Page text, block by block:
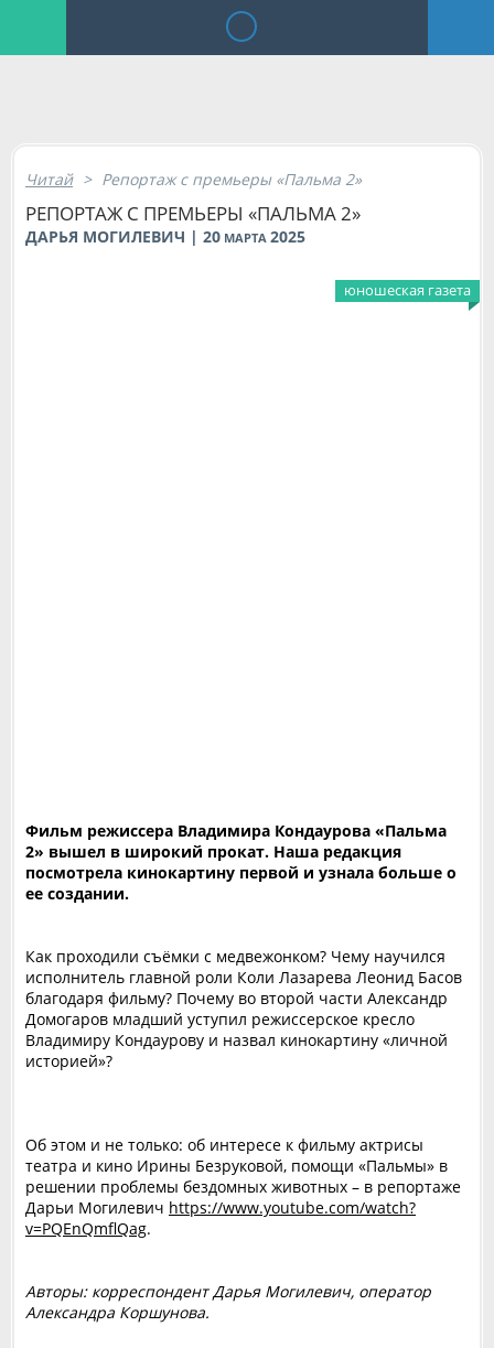
Читай > Репортаж с премьеры «Пальма 2»
РЕПОРТАЖ С ПРЕМЬЕРЫ «ПАЛЬМА 2»
ДАРЬЯ МОГИЛЕВИЧ | 20 МАРТА 2025
юношеская газета
Фильм режиссера Владимира Кондаурова «Пальма
2» вышел в широкий прокат. Наша редакция
посмотрела кинокартину первой и узнала больше о
ее создании.
Как проходили съёмки с медвежонком? Чему научился
исполнитель главной роли Коли Лазарева Леонид Басов
благодаря фильму? Почему во второй части Александр
Домогаров младший уступил режиссерское кресло
Владимиру Кондаурову и назвал кинокартину «личной
историей»?
Об этом и не только: об интересе к фильму актрисы
театра и кино Ирины Безруковой, помощи «Пальмы» в
решении проблемы бездомных животных – в репортаже
Дарьи Могилевич https://www.youtube.com/watch?
v=PQEnQmflQag.
Авторы: корреспондент Дарья Могилевич, оператор
Александра Коршунова.